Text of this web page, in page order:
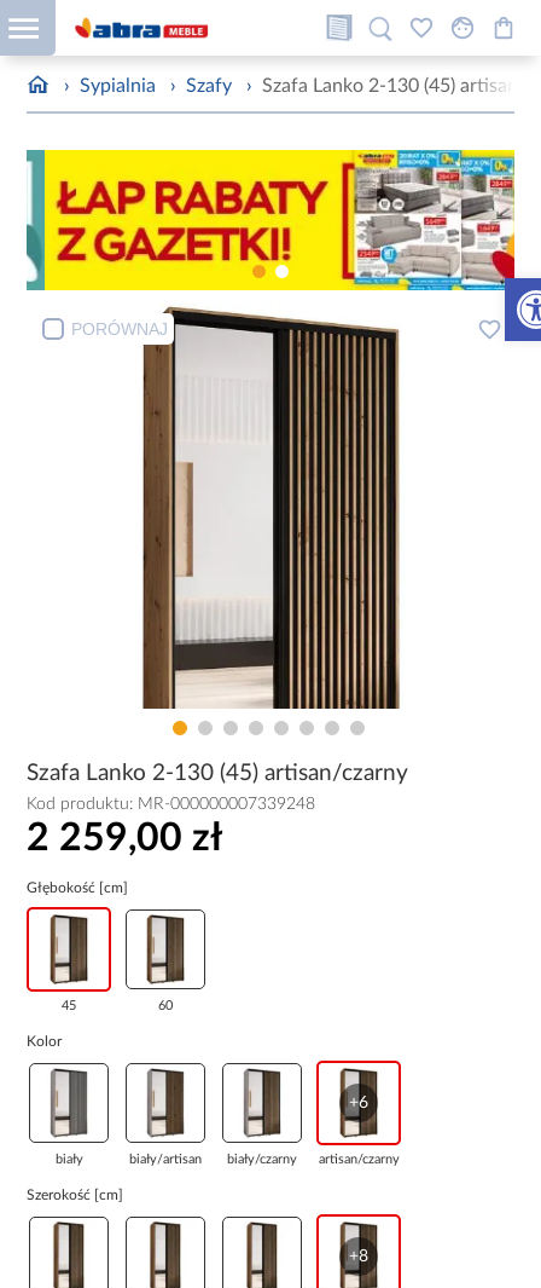
› Sypialnia › Szafy › Szafa Lanko 2-130 (45) artisan/
PORÓWNAJ
Szafa Lanko 2-130 (45) artisan/czarny
Kod produktu: MR-000000007339248
2 259,00 zł
Głębokość [cm]
45 60
Kolor
biały biały/artisan biały/czarny
+6
artisan/czarny
Szerokość [cm]
+8